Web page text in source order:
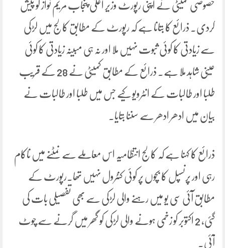
خصوصی کمیٹی نے اپنی رپورٹ وزیر اعلیٰ پنجاب مریم نواز کو پیش
کردی۔ ذرائع کا بتانا ہے کہ رپورٹ کے مطابق کالج میں لڑکی
سے زیادتی کا کوئی ثبوت نہیں ملا اور نہ ہی مبینہ زیادتی کا کوئی
عینی شاہد ملا ہے۔ ذرائع کے مطابق کمیٹی نے 28 کے قریب
طلبا اور طالبات کے انٹرویو کیے جس میں طلبا اور طالبات نے
بیان میں ادھر ادھر سے سننا بتایا۔
ذرائع کا کہنا ہے کہ کالج انتظامیہ اس معاملے سے نمٹنے میں ناکام
رہی اور پرنسپل کا بچوں پر کوئی کنٹرول نہیں تھا۔رپورٹ کے
مطابق آئی سی یو میں رہنے والی لڑکی سے بھی تفصیلی بات کی
گئی، 2 اکتوبر کو زخمی ہونے والی لڑکی کو گھر میں گرنے سے چوٹ
آئی۔